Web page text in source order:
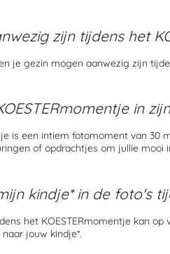
zijn tijdens het
je gezin mogen aanwezig zijn
in
is een intiem fotomoment van
of opdrachtjes om jullie mooi
kindje* in de foto's
het KOESTERmomentje kan
jouw kindje*.